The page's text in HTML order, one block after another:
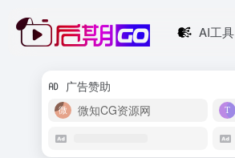
AI工具
广告赞助
微知CG资源网